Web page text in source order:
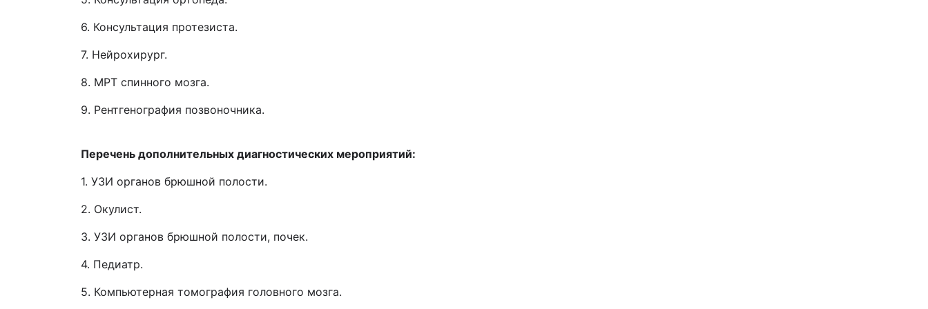
6. Консультация протезиста.
7. Нейрохирург.
8. МРТ спинного мозга.
9. Рентгенография позвоночника.
Перечень дополнительных диагностических мероприятий:
1. УЗИ органов брюшной полости.
2. Окулист.
3. УЗИ органов брюшной полости, почек.
4. Педиатр.
5. Компьютерная томография головного мозга.